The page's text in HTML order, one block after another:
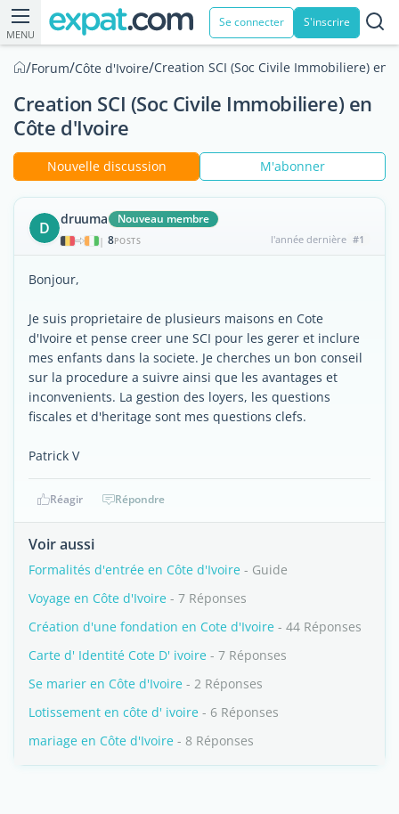
MENU
Se connecter S'inscrire
/Forum/Côte d'Ivoire/Creation SCI (Soc Civile Immobiliere) en
Creation SCI (Soc Civile Immobiliere) en
Côte d'Ivoire
Nouvelle discussion M'abonner
D druuma Nouveau membre
| 8POSTS l'année dernière #1
Bonjour,
Je suis proprietaire de plusieurs maisons en Cote
d'Ivoire et pense creer une SCI pour les gerer et inclure
mes enfants dans la societe. Je cherches un bon conseil
sur la procedure a suivre ainsi que les avantages et
inconvenients. La gestion des loyers, les questions
fiscales et d'heritage sont mes questions clefs.
Patrick V
Réagir Répondre
Voir aussi
Formalités d'entrée en Côte d'Ivoire - Guide
Voyage en Côte d'Ivoire - 7 Réponses
Création d'une fondation en Cote d'Ivoire - 44 Réponses
Carte d' Identité Cote D' ivoire - 7 Réponses
Se marier en Côte d'Ivoire - 2 Réponses
Lotissement en côte d' ivoire - 6 Réponses
mariage en Côte d'Ivoire - 8 Réponses